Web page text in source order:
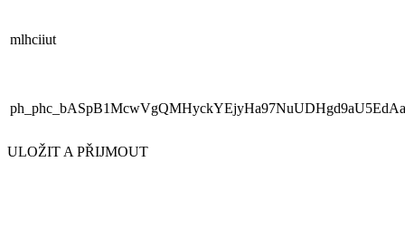
mlhciiut
ULOŽIT A PŘIJMOUT